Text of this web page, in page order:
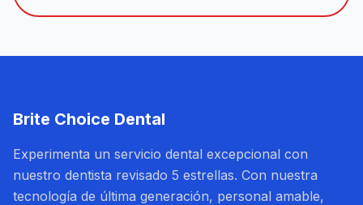
Brite Choice Dental
Experimenta un servicio dental excepcional con
nuestro dentista revisado 5 estrellas. Con nuestra
tecnología de última generación, personal amable,